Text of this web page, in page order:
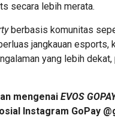
secara lebih merata.
berbasis komunitas
jangkauan esports,
yang lebih
mengenai EVOS
Instagram GoPay